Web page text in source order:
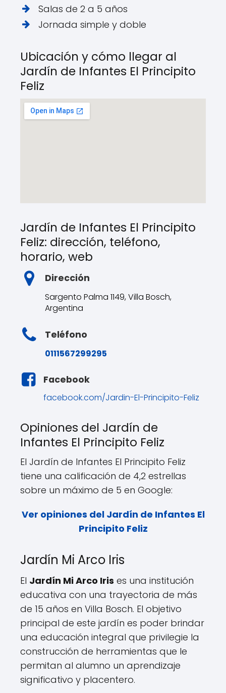
Salas de 2 a 5 años
Jornada simple y doble
Ubicación y cómo llegar al
Jardín de Infantes El Principito
Feliz
Jardín de Infantes El Principito
Feliz: dirección, teléfono,
horario, web
Dirección
Sargento Palma 1149, Villa Bosch,
Argentina
Teléfono
0111567299295
Facebook
facebook.com/Jardin-El-Principito-Feliz
Opiniones del Jardín de
Infantes El Principito Feliz
El Jardín de Infantes El Principito Feliz
tiene una calificación de 4,2 estrellas
sobre un máximo de 5 en Google:
Ver opiniones del Jardín de Infantes El
Principito Feliz
Jardín Mi Arco Iris
El Jardín Mi Arco Iris es una institución
educativa con una trayectoria de más
de 15 años en Villa Bosch. El objetivo
principal de este jardín es poder brindar
una educación integral que privilegie la
construcción de herramientas que le
permitan al alumno un aprendizaje
significativo y placentero.